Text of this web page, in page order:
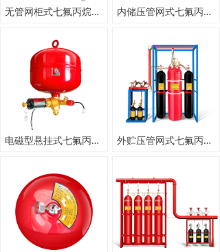
无管网柜式七氟丙烷灭火装置 内储压管网式七氟丙烷气体灭火系统
电磁型悬挂式七氟丙烷灭火装置 外贮压管网式七氟丙烷气体灭火系统